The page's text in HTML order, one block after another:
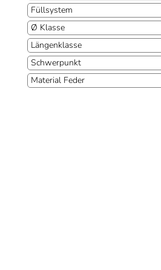
Füllsystem
Ø Klasse
Längenklasse
Schwerpunkt
Material Feder